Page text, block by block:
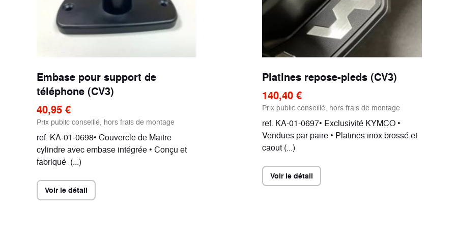
Embase pour support de
téléphone (CV3)
40,95 €
Prix public conseillé, hors frais de montage
ref. KA-01-0698• Couvercle de Maitre
cylindre avec embase intégrée • Conçu et
fabriqué (...)
Voir le détail
Platines repose-pieds (CV3)
140,40 €
Prix public conseillé, hors frais de montage
ref. KA-01-0697• Exclusivité KYMCO •
Vendues par paire • Platines inox brossé et
caout (...)
Voir le détail